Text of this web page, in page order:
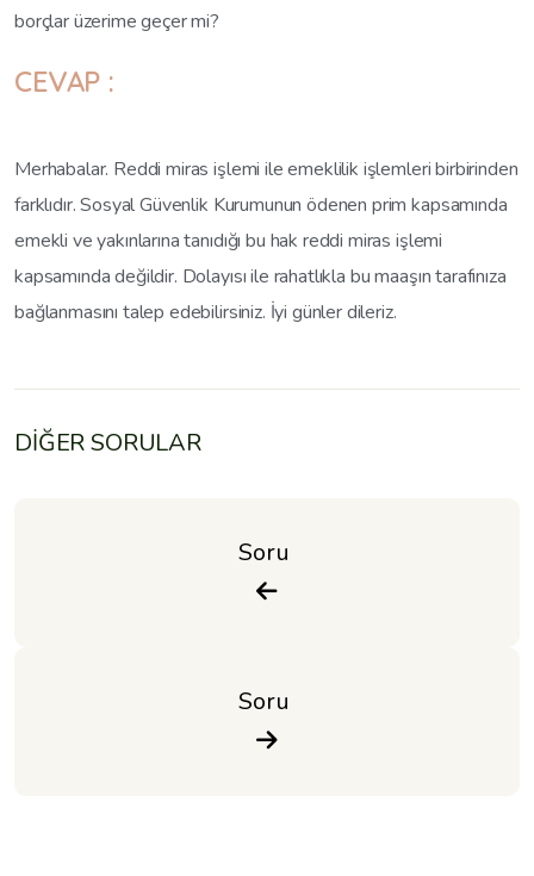
borçlar üzerime geçer mi?
CEVAP :
Merhabalar. Reddi miras işlemi ile emeklilik işlemleri birbirinden
farklıdır. Sosyal Güvenlik Kurumunun ödenen prim kapsamında
emekli ve yakınlarına tanıdığı bu hak reddi miras işlemi
kapsamında değildir. Dolayısı ile rahatlıkla bu maaşın tarafınıza
bağlanmasını talep edebilirsiniz. İyi günler dileriz.
DİĞER SORULAR
Soru
Soru